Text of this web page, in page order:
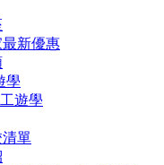
最新優惠
學
遊學
清單